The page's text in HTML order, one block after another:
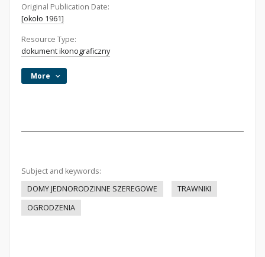
Original Publication Date:
[około 1961]
Resource Type:
dokument ikonograficzny
More
Subject and keywords:
DOMY JEDNORODZINNE SZEREGOWE
TRAWNIKI
OGRODZENIA